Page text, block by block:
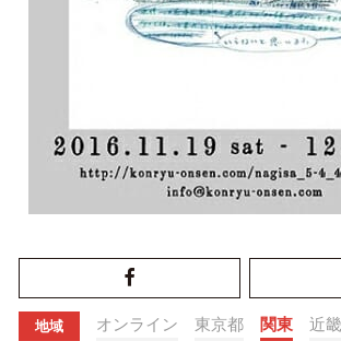
地域 オンライン 東京都 関東 近畿